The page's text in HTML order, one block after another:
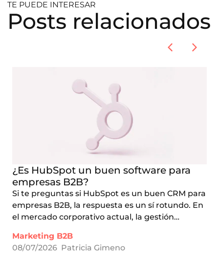
TE PUEDE INTERESAR
Posts relacionados
¿Es HubSpot un buen software para
empresas B2B?
Si te preguntas si HubSpot es un buen CRM para
empresas B2B, la respuesta es un sí rotundo. En
el mercado corporativo actual, la gestión…
Marketing B2B
08/07/2026 Patricia Gimeno